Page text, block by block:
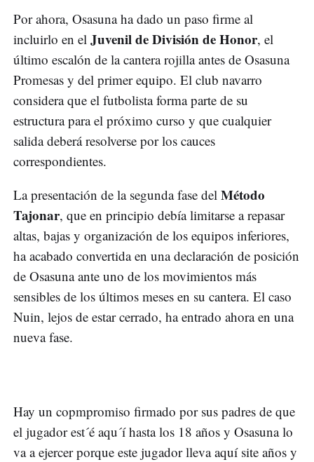
Por ahora, Osasuna ha dado un paso firme al
incluirlo en el Juvenil de División de Honor, el
último escalón de la cantera rojilla antes de Osasuna
Promesas y del primer equipo. El club navarro
considera que el futbolista forma parte de su
estructura para el próximo curso y que cualquier
salida deberá resolverse por los cauces
correspondientes.
La presentación de la segunda fase del Método
Tajonar, que en principio debía limitarse a repasar
altas, bajas y organización de los equipos inferiores,
ha acabado convertida en una declaración de posición
de Osasuna ante uno de los movimientos más
sensibles de los últimos meses en su cantera. El caso
Nuin, lejos de estar cerrado, ha entrado ahora en una
nueva fase.
Hay un copmpromiso firmado por sus padres de que
el jugador est´é aqu´í hasta los 18 años y Osasuna lo
va a ejercer porque este jugador lleva aquí site años y